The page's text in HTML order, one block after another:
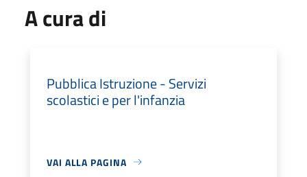
A cura di
Pubblica Istruzione - Servizi
scolastici e per l'infanzia
VAI ALLA PAGINA